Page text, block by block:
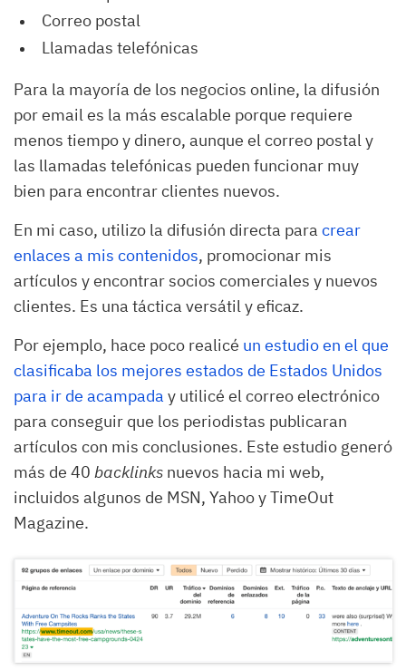
Correo postal
Llamadas telefónicas
Para la mayoría de los negocios online, la difusión
por email es la más escalable porque requiere
menos tiempo y dinero, aunque el correo postal y
las llamadas telefónicas pueden funcionar muy
bien para encontrar clientes nuevos.
En mi caso, utilizo la difusión directa para crear
enlaces a mis contenidos, promocionar mis
artículos y encontrar socios comerciales y nuevos
clientes. Es una táctica versátil y eficaz.
Por ejemplo, hace poco realicé un estudio en el que
clasificaba los mejores estados de Estados Unidos
para ir de acampaday utilicé el correo electrónico
para conseguir que los periodistas publicaran
artículos con mis conclusiones. Este estudio generó
más de 40 backlinks nuevos hacia mi web,
incluidos algunos de MSN, Yahoo y TimeOut
Magazine.